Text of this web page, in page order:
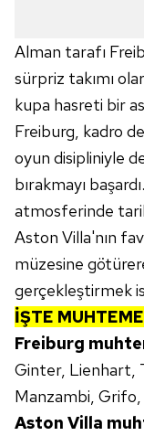
için Ayarlar
Metnimiziziyaret
6698 sayılı Kişisel
hazırlanmış
ilgili mevzuata
almak için lütfen
Alman tarafı
sürpriz takımı
kupa hasreti bir
Freiburg, kadro
oyun disipliniyle
bırakmayı
atmosferinde
Aston Villa'nın
müzesine
gerçekleştirmek
İŞTE
Freiburg
Ginter, Lienhart,
Manzambi,
Aston Villa